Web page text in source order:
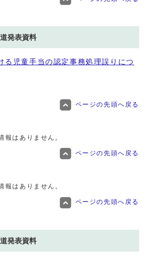
発表資料
る児童手当の認定事務処理誤りにつ
ページの先頭へ戻る
報はありません。
ページの先頭へ戻る
報はありません。
ページの先頭へ戻る
発表資料